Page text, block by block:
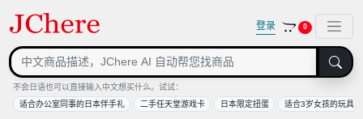
登录 0
不会日语也可以直接输入中文想买什么。试试：
适合办公室同事的日本伴手礼
二手任天堂游戏卡 日本限定扭蛋 适合3岁女孩的玩具